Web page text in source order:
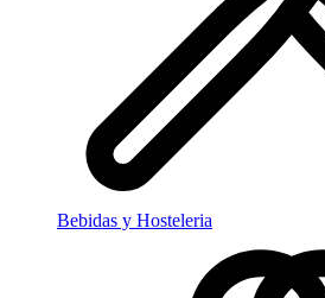
Bebidas y Hosteleria